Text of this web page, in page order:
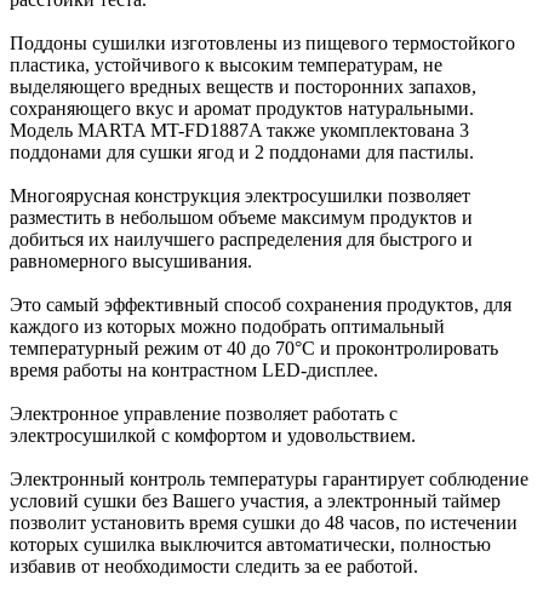
Поддоны сушилки изготовлены из пищевого термостойкого
пластика, устойчивого к высоким температурам, не
выделяющего вредных веществ и посторонних запахов,
сохраняющего вкус и аромат продуктов натуральными.
Модель MARTA MT-FD1887A также укомплектована 3
поддонами для сушки ягод и 2 поддонами для пастилы.
Многоярусная конструкция электросушилки позволяет
разместить в небольшом объеме максимум продуктов и
добиться их наилучшего распределения для быстрого и
равномерного высушивания.
Это самый эффективный способ сохранения продуктов, для
каждого из которых можно подобрать оптимальный
температурный режим от 40 до 70°C и проконтролировать
время работы на контрастном LED-дисплее.
Электронное управление позволяет работать с
электросушилкой с комфортом и удовольствием.
Электронный контроль температуры гарантирует соблюдение
условий сушки без Вашего участия, а электронный таймер
позволит установить время сушки до 48 часов, по истечении
которых сушилка выключится автоматически, полностью
избавив от необходимости следить за ее работой.